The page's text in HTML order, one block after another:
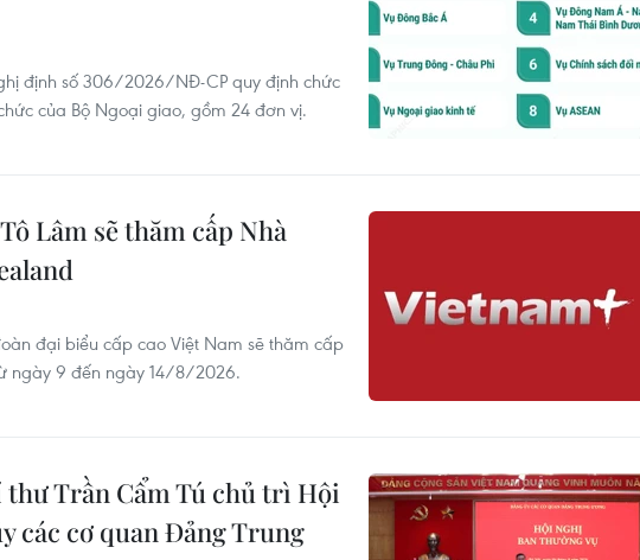
định số 306/2026/NĐ-CP quy định chức
của Bộ Ngoại giao, gồm 24 đơn vị.
Lâm sẽ thăm cấp Nhà
đại biểu cấp cao Việt Nam sẽ thăm cấp
ngày 9 đến ngày 14/8/2026.
Trần Cẩm Tú chủ trì Hội
các cơ quan Đảng Trung